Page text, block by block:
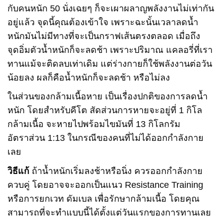
กับคนหนัก 50 นั่งเฉยๆ ก็จะเผาผลาญพลังงานไม่เท่ากัน
อยู่แล้ว จุดนี้คุณต้องเข้าใจ เพราะฉะนั้นเวลาลดน้ำ
หนักมันไม่มีทางที่จะเป็นกราฟเส้นตรงตลอด เมื่อถึง
จุดอิ่มตัวน้ำหนักก็จะลดช้า เพราะปริมาณ แคลอรี่ที่เรา
ทานแม้จะติดลบเท่าเดิม แต่ร่างกายก็ใช้พลังงานต่อวัน
น้อยลง ผลก็คือน้ำหนักก็จะลดช้า หรือไม่ลง
ในส่วนของกล้ามเนื้อหาย เป็นเรื่องปกติของการลดน้ำ
หนัก โดยสำหรับคีโต สัดส่วนการหายจะอยู่ที่ 1 กิโล
กล้ามเนื้อ จะหายไปพร้อมไขมันที่ 13 กิโลกรัม
อัตราส่วน 1:13 ในกรณีของคนที่ไม่ได้ออกกำลังกาย
เลย
วิธีแก้ ถ้าน้ำหนักเริ่มลงช้าหรือนิ่ง ควรออกกำลังกาย
ควบคู่ โดยอาจจะออกเป็นแนว Resistance Training
หรือการยกเวท ดัมเบล เพื่อรักษากล้ามเนื้อ โดยคุณ
สามารถที่จะทำแบบนี้ได้ตั้งแต่วันแรกของการทานเลย